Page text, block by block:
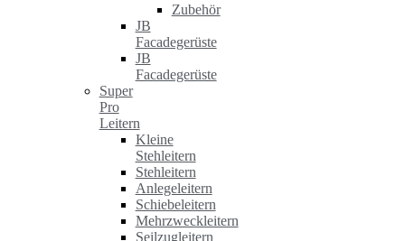
Zubehör
JB
Facadegerüste
JB
Facadegerüste
Super
Pro
Leitern
Kleine
Stehleitern
Stehleitern
Anlegeleitern
Schiebeleitern
Mehrzweckleitern
Seilzugleitern